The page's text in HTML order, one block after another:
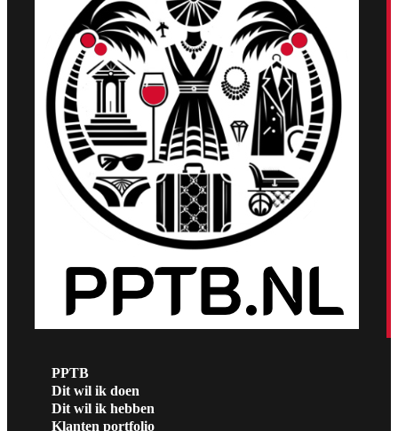
PPTB
Dit wil ik doen
Dit wil ik hebben
Klanten portfolio